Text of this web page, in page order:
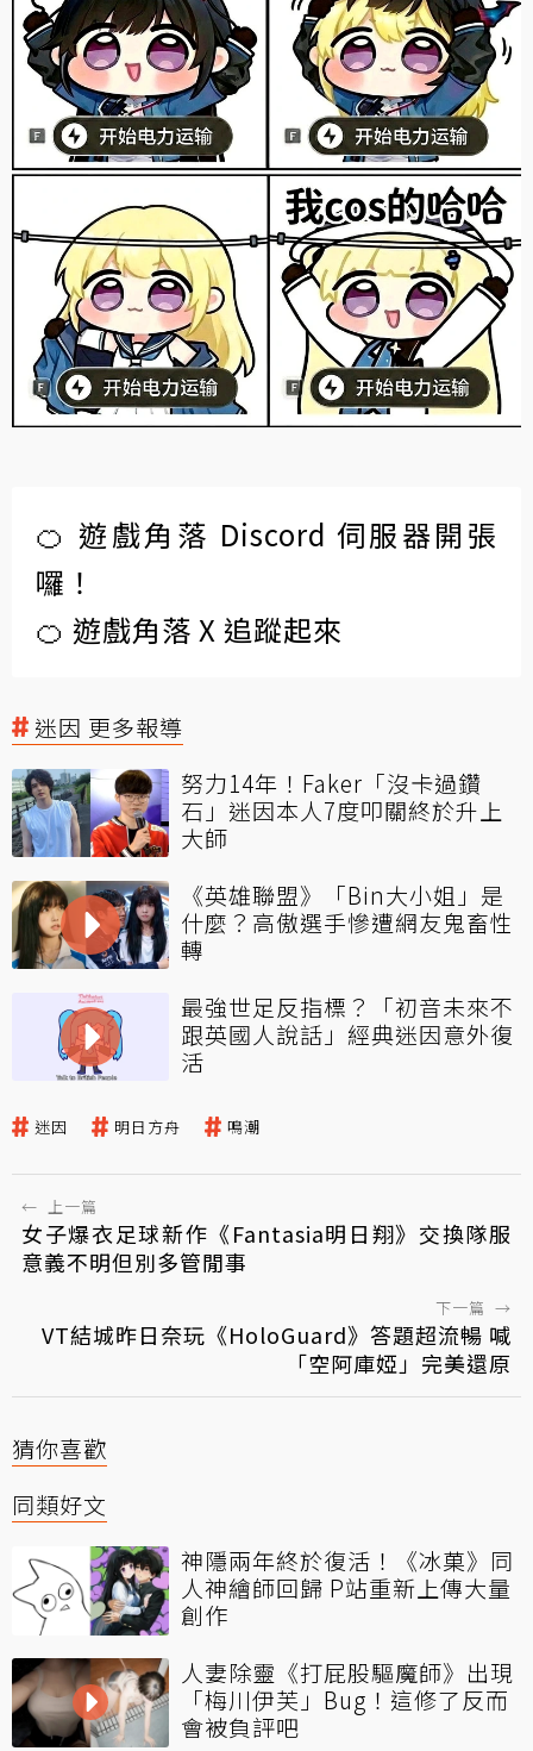
🍊 遊戲角落 Discord 伺服器開張
囉！
🍊 遊戲角落 X 追蹤起來
迷因 更多報導
努力14年！Faker「沒卡過鑽
石」迷因本人7度叩關終於升上
大師
《英雄聯盟》「Bin大小姐」是
什麼？高傲選手慘遭網友鬼畜性
轉
最強世足反指標？「初音未來不
跟英國人說話」經典迷因意外復
活
迷因 明日方舟 鳴潮
← 上一篇
女子爆衣足球新作《Fantasia明日翔》交換隊服
意義不明但別多管閒事
下一篇 →
VT結城昨日奈玩《HoloGuard》答題超流暢 喊
「空阿庫婭」完美還原
猜你喜歡
同類好文
神隱兩年終於復活！《冰菓》同
人神繪師回歸 P站重新上傳大量
創作
人妻除靈《打屁股驅魔師》出現
「梅川伊芙」Bug！這修了反而
會被負評吧